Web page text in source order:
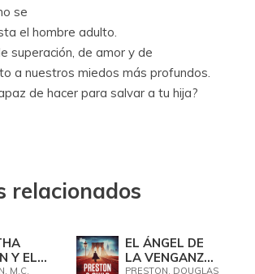
se
el hombre adulto.
superación, de amor y de
a nuestros miedos más profundos.
de hacer para salvar a tu hija?
relacionados
Y EL
M.C.
EL ÁNGEL DE
LA VENGANZA
PRESTON, DOUGLAS